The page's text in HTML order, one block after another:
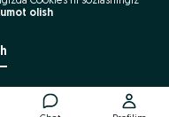
olish